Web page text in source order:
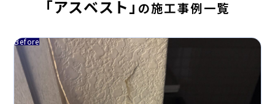
「アスベスト」 の施工事例一覧